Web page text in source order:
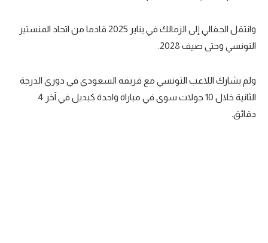
أقسام خاصة
Gamers
تحقيق في الجول
تقرير في الجول
وانتقل الجفالي إلى الزمالك في يناير 2025 قادما من اتحاد المنستير
التونسي وحتى صيف 2028.
ولم يشارك اللاعب التونسي مع فريقه السعودي في دوري الدرجة
الثانية خلال 10 جولات سوى في مباراة واحدة كبديل في آخر 4
دقائق.